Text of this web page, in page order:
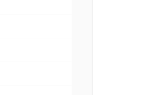
для
остается
очистки
фильтруя
GF / F